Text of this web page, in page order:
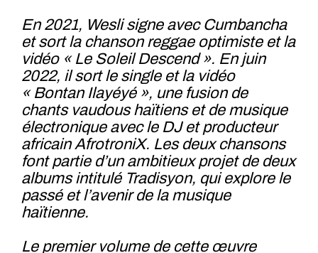
En 2021, Wesli signe avec Cumbancha
et sort la chanson reggae optimiste et la
vidéo « Le Soleil Descend ». En juin
2022, il sort le single et la vidéo
« Bontan Ilayéyé », une fusion de
chants vaudous haïtiens et de musique
électronique avec le DJ et producteur
africain AfrotroniX. Les deux chansons
font partie d’un ambitieux projet de deux
albums intitulé Tradisyon, qui explore le
passé et l’avenir de la musique
haïtienne.
Le premier volume de cette œuvre